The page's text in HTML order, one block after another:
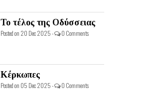
Το τέλος της Οδύσσειας
Posted on 20 Dec 2025 - 0 Comments
Κέρκωπες
Posted on 05 Dec 2025 - 0 Comments